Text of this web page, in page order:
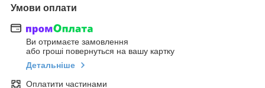
Умови оплати
Ви отримаєте замовлення
або гроші повернуться на вашу картку
Детальніше
Оплатити частинами